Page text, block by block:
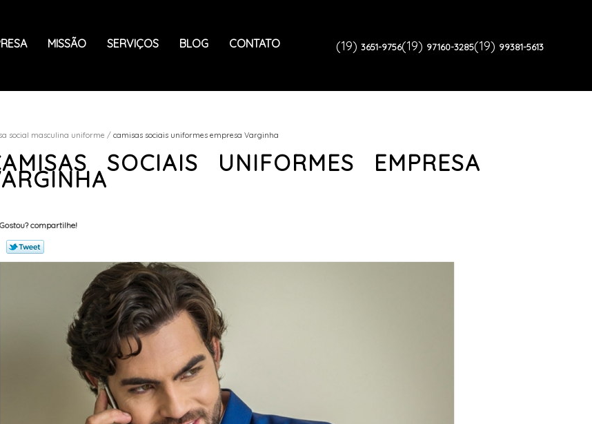
MISSÃO SERVIÇOS BLOG CONTATO (19) 3651-9756(19) 97160-3285(19) 99381-5613
social masculina uniforme camisas sociais uniformes empresa Varginha
SOCIAIS UNIFORMES EMPRESA
Gostou? compartilhe!